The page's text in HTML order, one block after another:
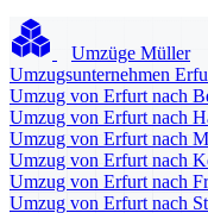
Umzüge Müller
Umzugsunternehmen
Umzug von Erfurt nach
Umzug von Erfurt nach
Umzug von Erfurt nach
Umzug von Erfurt nach
Umzug von Erfurt nach
Umzug von Erfurt nach